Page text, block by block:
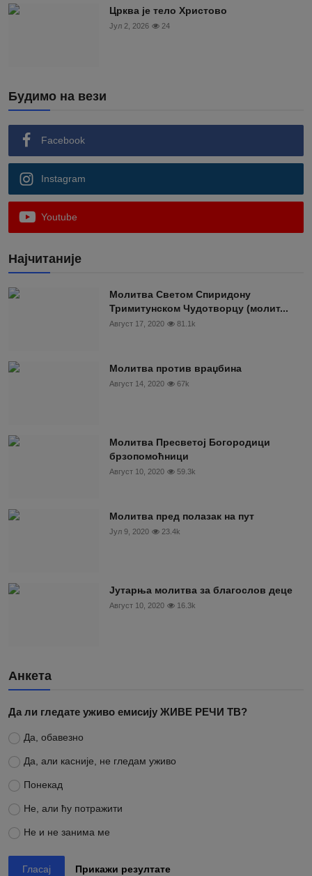
Црква је тело Христово
Јул 2, 2026 24
Будимо на вези
Facebook
Instagram
Youtube
Најчитаније
Moлитва Светом Спиридону
Тримитунском Чудотворцу (молит...
Август 17, 2020 81.1k
Молитва против враџбина
Август 14, 2020 67k
Молитва Пресветој Богородици
брзопомоћници
Август 10, 2020 59.3k
Молитва пред полазак на пут
Јул 9, 2020 23.4k
Јутарња молитва за благослов деце
Август 10, 2020 16.3k
Анкета
Да ли гледате уживо емисију ЖИВЕ РЕЧИ ТВ?
Да, обавезно
Да, али касније, не гледам уживо
Понекад
Не, али ћу потражити
Не и не занима ме
Гласај Прикажи резултате